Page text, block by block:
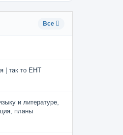
Все
| так то ЕНТ
и литературе,
планы